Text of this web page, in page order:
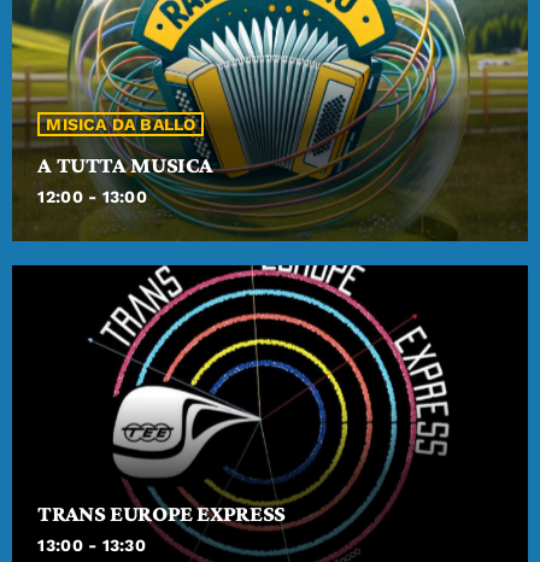
MISICA DA BALLO
A TUTTA MUSICA
12:00 - 13:00
TRANS EUROPE EXPRESS
13:00 - 13:30